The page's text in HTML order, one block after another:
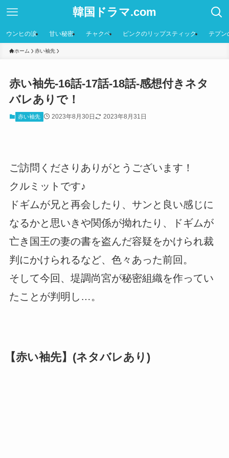
韓国ドラマ.com
ウンヒの涙 甘い秘密 チャクペ ピンクのリップスティック テプン
ホーム 赤い袖先
赤い袖先-16話-17話-18話-感想付きネタ
バレありで！
赤い袖先 2023年8月30日 2023年8月31日
ご訪問くださりありがとうございます！
クルミットです♪
ドギムが兄と再会したり、サンと良い感じに
なるかと思いきや関係が拗れたり、ドギムが
亡き国王の妻の書を盗んだ容疑をかけられ裁
判にかけられるなど、色々あった前回。
そして今回、堤調尚宮が秘密組織を作ってい
たことが判明し…。
【赤い袖先】(ネタバレあり)